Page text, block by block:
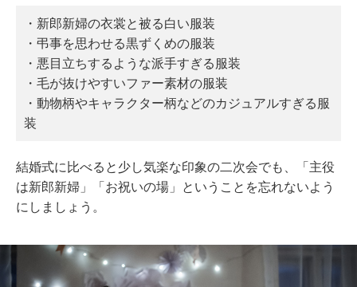
・新郎新婦の衣裳と被る白い服装
・弔事を思わせる黒ずくめの服装
・悪目立ちするような派手すぎる服装
・毛が抜けやすいファー素材の服装
・動物柄やキャラクター柄などのカジュアルすぎる服
装
結婚式に比べると少し気楽な印象の二次会でも、「主役
は新郎新婦」「お祝いの場」ということを忘れないよう
にしましょう。